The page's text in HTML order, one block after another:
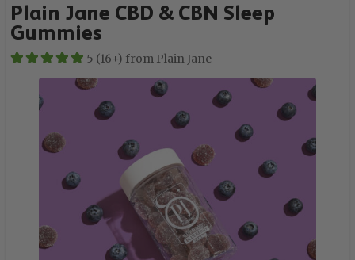
Plain Jane CBD & CBN Sleep
Gummies
5 (16+) from Plain Jane